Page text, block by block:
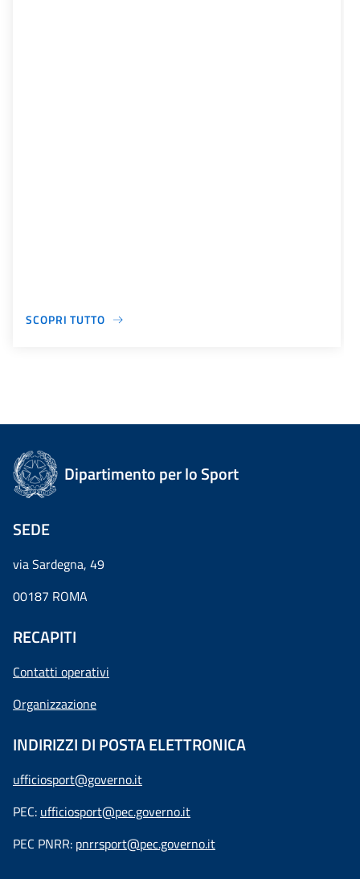
SCOPRI TUTTO
Dipartimento per lo Sport
SEDE
via Sardegna, 49
00187 ROMA
RECAPITI
Contatti operativi
Organizzazione
INDIRIZZI DI POSTA ELETTRONICA
ufficiosport@governo.it
PEC: ufficiosport@pec.governo.it
PEC PNRR: pnrrsport@pec.governo.it